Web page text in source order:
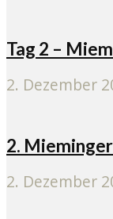
Tag 2 –
2. Dezember
2.
2. Dezember